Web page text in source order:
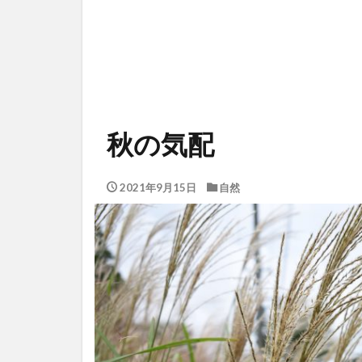
秋の気配
2021年9月15日 自然